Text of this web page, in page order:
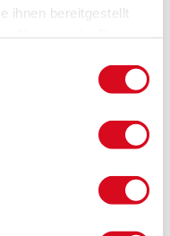
ihnen bereitgestellt